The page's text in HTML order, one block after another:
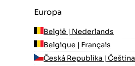
Europa
België | Nederlands
Belgique | Français
Česká Republika | Čeština